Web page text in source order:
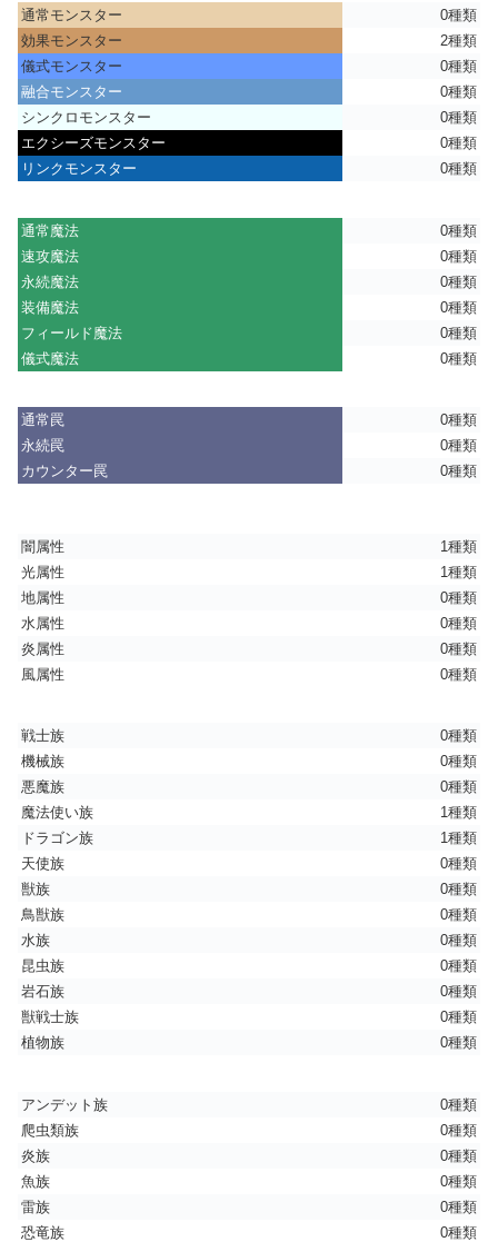
通常モンスター
0種類
効果モンスター
2種類
儀式モンスター
0種類
融合モンスター
0種類
シンクロモンスター
0種類
エクシーズモンスター
0種類
リンクモンスター
0種類
通常魔法
0種類
速攻魔法
0種類
永続魔法
0種類
装備魔法
0種類
フィールド魔法
0種類
儀式魔法
0種類
通常罠
0種類
永続罠
0種類
カウンター罠
0種類
闇属性
1種類
光属性
1種類
地属性
0種類
水属性
0種類
炎属性
0種類
風属性
0種類
戦士族
0種類
機械族
0種類
悪魔族
0種類
魔法使い族
1種類
ドラゴン族
1種類
天使族
0種類
獣族
0種類
鳥獣族
0種類
水族
0種類
昆虫族
0種類
岩石族
0種類
獣戦士族
0種類
植物族
0種類
アンデット族
0種類
爬虫類族
0種類
炎族
0種類
魚族
0種類
雷族
0種類
恐竜族
0種類